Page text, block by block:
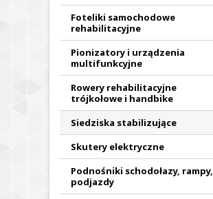
Foteliki samochodowe
rehabilitacyjne
Pionizatory i urządzenia
multifunkcyjne
Rowery rehabilitacyjne
trójkołowe i handbike
Siedziska stabilizujące
Skutery elektryczne
Podnośniki schodołazy, rampy,
podjazdy